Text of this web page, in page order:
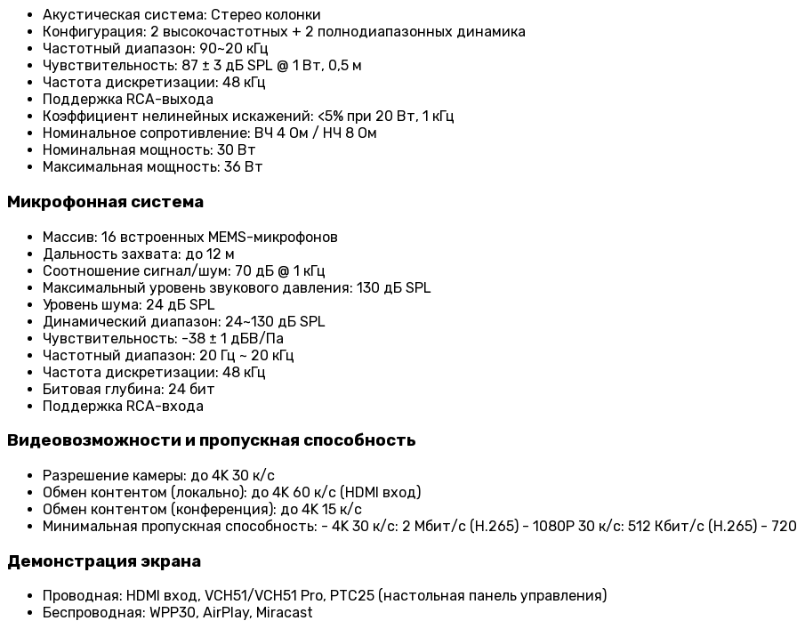
Акустическая система: Стерео колонки
Конфигурация: 2 высокочастотных + 2 полнодиапазонных динамика
Частотный диапазон: 90~20 кГц
Чувствительность: 87 ± 3 дБ SPL @ 1 Вт, 0,5 м
Частота дискретизации: 48 кГц
Поддержка RCA-выхода
Коэффициент нелинейных искажений: <5% при 20 Вт, 1 кГц
Номинальное сопротивление: ВЧ 4 Ом / НЧ 8 Ом
Номинальная мощность: 30 Вт
Максимальная мощность: 36 Вт
Микрофонная система
Массив: 16 встроенных MEMS-микрофонов
Дальность захвата: до 12 м
Соотношение сигнал/шум: 70 дБ @ 1 кГц
Максимальный уровень звукового давления: 130 дБ SPL
Уровень шума: 24 дБ SPL
Динамический диапазон: 24~130 дБ SPL
Чувствительность: -38 ± 1 дБВ/Па
Частотный диапазон: 20 Гц ~ 20 кГц
Частота дискретизации: 48 кГц
Битовая глубина: 24 бит
Поддержка RCA-входа
Видеовозможности и пропускная способность
Разрешение камеры: до 4K 30 к/с
Обмен контентом (локально): до 4K 60 к/с (HDMI вход)
Обмен контентом (конференция): до 4K 15 к/с
Минимальная пропускная способность: - 4K 30 к/с: 2 Мбит/с (H.265) - 1080P 30 к/с: 512 Кбит/с (H.265) -
Демонстрация экрана
Проводная: HDMI вход, VCH51/VCH51 Pro, PTC25 (настольная панель управления)
Беспроводная: WPP30, AirPlay, Miracast